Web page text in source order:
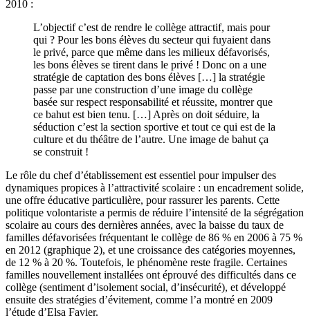
2010 :
L’objectif c’est de rendre le collège attractif, mais pour
qui ? Pour les bons élèves du secteur qui fuyaient dans
le privé, parce que même dans les milieux défavorisés,
les bons élèves se tirent dans le privé ! Donc on a une
stratégie de captation des bons élèves […] la stratégie
passe par une construction d’une image du collège
basée sur respect responsabilité et réussite, montrer que
ce bahut est bien tenu. […] Après on doit séduire, la
séduction c’est la section sportive et tout ce qui est de la
culture et du théâtre de l’autre. Une image de bahut ça
se construit !
Le rôle du chef d’établissement est essentiel pour impulser des
dynamiques propices à l’attractivité scolaire : un encadrement solide,
une offre éducative particulière, pour rassurer les parents. Cette
politique volontariste a permis de réduire l’intensité de la ségrégation
scolaire au cours des dernières années, avec la baisse du taux de
familles défavorisées fréquentant le collège de 86 % en 2006 à 75 %
en 2012 (graphique 2), et une croissance des catégories moyennes,
de 12 % à 20 %. Toutefois, le phénomène reste fragile. Certaines
familles nouvellement installées ont éprouvé des difficultés dans ce
collège (sentiment d’isolement social, d’insécurité), et développé
ensuite des stratégies d’évitement, comme l’a montré en 2009
l’étude d’Elsa Favier.